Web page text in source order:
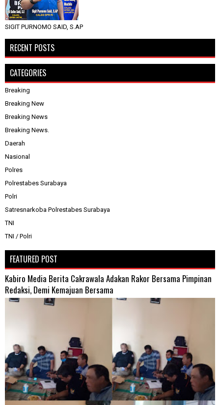
SIGIT PURNOMO SAID, S.AP
RECENT POSTS
CATEGORIES
Breaking
Breaking New
Breaking News
Breaking News.
Daerah
Nasional
Polres
Polrestabes Surabaya
Polri
Satresnarkoba Polrestabes Surabaya
TNI
TNI / Polri
FEATURED POST
Kabiro Media Berita Cakrawala Adakan Rakor Bersama Pimpinan
Redaksi, Demi Kemajuan Bersama